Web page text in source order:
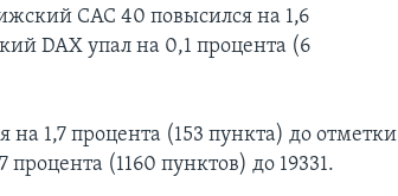
САС 40 повысился на 1,6
DAX упал на 0,1 процента (6
1,7 процента (153 пункта) до отметки
(1160 пунктов) до 19331.